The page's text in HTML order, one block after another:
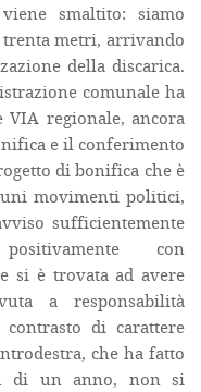
smaltito: siamo
metri, arrivando
della discarica.
comunale ha
VIA regionale, ancora
e il conferimento
di bonifica che è
movimenti politici,
sufficientemente
con
si è trovata ad avere
a responsabilità
di carattere
che ha fatto
di un anno, non si